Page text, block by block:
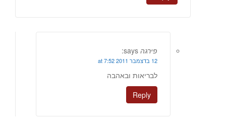
פירגה says:
12 בדצמבר 2011 at 7:52
לבריאות ובאהבה
Reply